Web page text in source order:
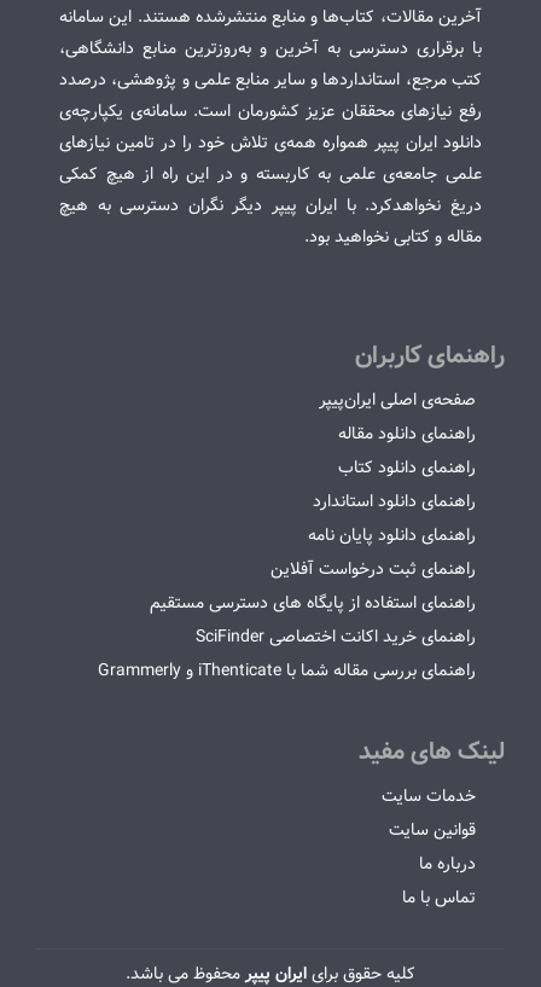
آخرین مقالات، کتاب‌ها و منابع منتشرشده هستند. این سامانه
با برقراری دسترسی به آخرین و به‌روزترین منابع دانشگاهی،
کتب مرجع، استانداردها و سایر منابع علمی و پژوهشی، درصدد
رفع نیازهای محققان عزیز کشورمان است. سامانه‌ی یکپارچه‌ی
دانلود ایران پیپر همواره همه‌ی تلاش خود را در تامین نیازهای
علمی جامعه‌ی علمی به کاربسته و در این راه از هیچ کمکی
دریغ نخواهدکرد. با ایران پیپر دیگر نگران دسترسی به هیچ
مقاله و کتابی نخواهید بود.
راهنمای کاربران
صفحه‌ی اصلی ایران‌پیپر
راهنمای دانلود مقاله
راهنمای دانلود کتاب
راهنمای دانلود استاندارد
راهنمای دانلود پایان نامه
راهنمای ثبت درخواست آفلاین
راهنمای استفاده از پایگاه های دسترسی مستقیم
راهنمای خرید اکانت اختصاصی SciFinder
راهنمای بررسی مقاله شما با iThenticate و Grammerly
لینک های مفید
خدمات سایت
قوانین سایت
درباره ما
تماس با ما
کلیه حقوق برایایران پیپرمحفوظ می باشد.